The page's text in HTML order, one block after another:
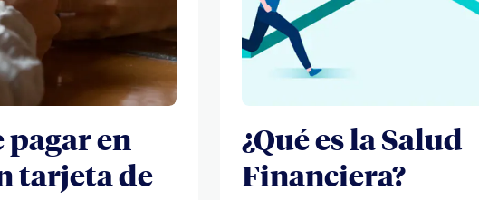
pagar en
tarjeta de
¿Qué es la Salud
Financiera?